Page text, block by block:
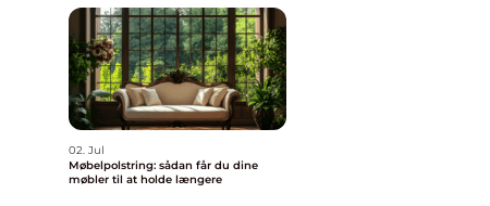
02. Jul
Møbelpolstring: sådan får du dine
møbler til at holde længere